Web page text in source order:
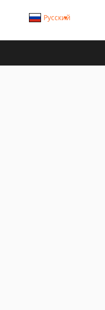
Русский